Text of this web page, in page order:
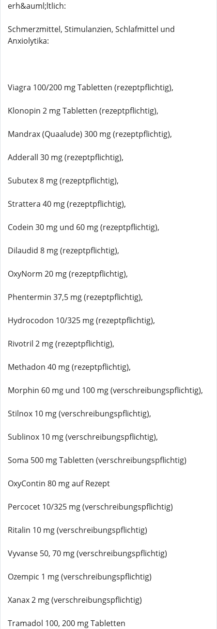
erh&auml;ltlich:
Schmerzmittel, Stimulanzien, Schlafmittel und
Anxiolytika:
Viagra 100/200 mg Tabletten (rezeptpflichtig),
Klonopin 2 mg Tabletten (rezeptpflichtig),
Mandrax (Quaalude) 300 mg (rezeptpflichtig),
Adderall 30 mg (rezeptpflichtig),
Subutex 8 mg (rezeptpflichtig),
Strattera 40 mg (rezeptpflichtig),
Codein 30 mg und 60 mg (rezeptpflichtig),
Dilaudid 8 mg (rezeptpflichtig),
OxyNorm 20 mg (rezeptpflichtig),
Phentermin 37,5 mg (rezeptpflichtig),
Hydrocodon 10/325 mg (rezeptpflichtig),
Rivotril 2 mg (rezeptpflichtig),
Methadon 40 mg (rezeptpflichtig),
Morphin 60 mg und 100 mg (verschreibungspflichtig),
Stilnox 10 mg (verschreibungspflichtig),
Sublinox 10 mg (verschreibungspflichtig),
Soma 500 mg Tabletten (verschreibungspflichtig)
OxyContin 80 mg auf Rezept
Percocet 10/325 mg (verschreibungspflichtig)
Ritalin 10 mg (verschreibungspflichtig)
Vyvanse 50, 70 mg (verschreibungspflichtig)
Ozempic 1 mg (verschreibungspflichtig)
Xanax 2 mg (verschreibungspflichtig)
Tramadol 100, 200 mg Tabletten